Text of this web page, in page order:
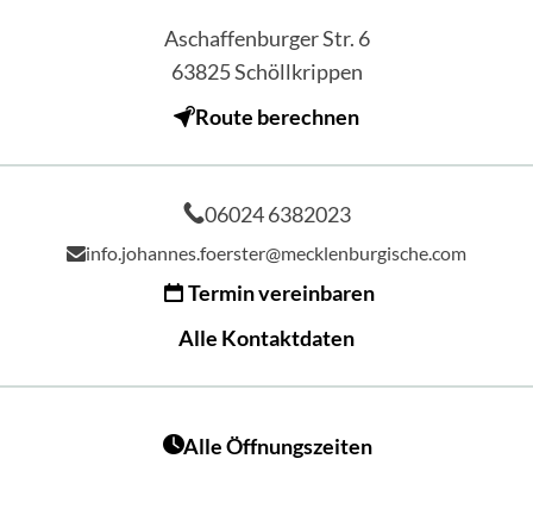
Aschaffenburger Str. 6
63825Schöllkrippen
Route berechnen
06024 6382023
info.johannes.foerster@mecklenburgische.com
Termin vereinbaren
Alle Kontaktdaten
Alle Öffnungszeiten